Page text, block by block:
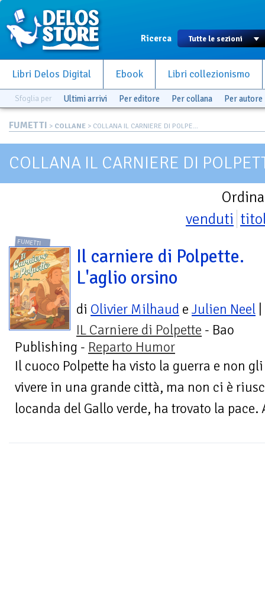
Ricerca
Libri Delos Digital Ebook Libri collezionismo
Sfoglia per Ultimi arrivi Per editore Per collana Per autore
FUMETTI > COLLANE > COLLANA IL CARNIERE DI POLPE...
COLLANA IL CARNIERE DI
venduti
FUMETTI
Il carniere di Polpette.
L'aglio orsino
di Olivier Milhaud e Julien Neel
IL Carniere di Polpette - Bao
Publishing - Reparto Humor
Il cuoco Polpette ha visto la guerra e non
vivere in una grande città, ma non ci è
locanda del Gallo verde, ha trovato la pace.